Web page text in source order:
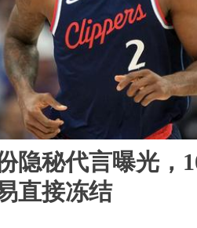
隐秘代言曝光，
直接冻结